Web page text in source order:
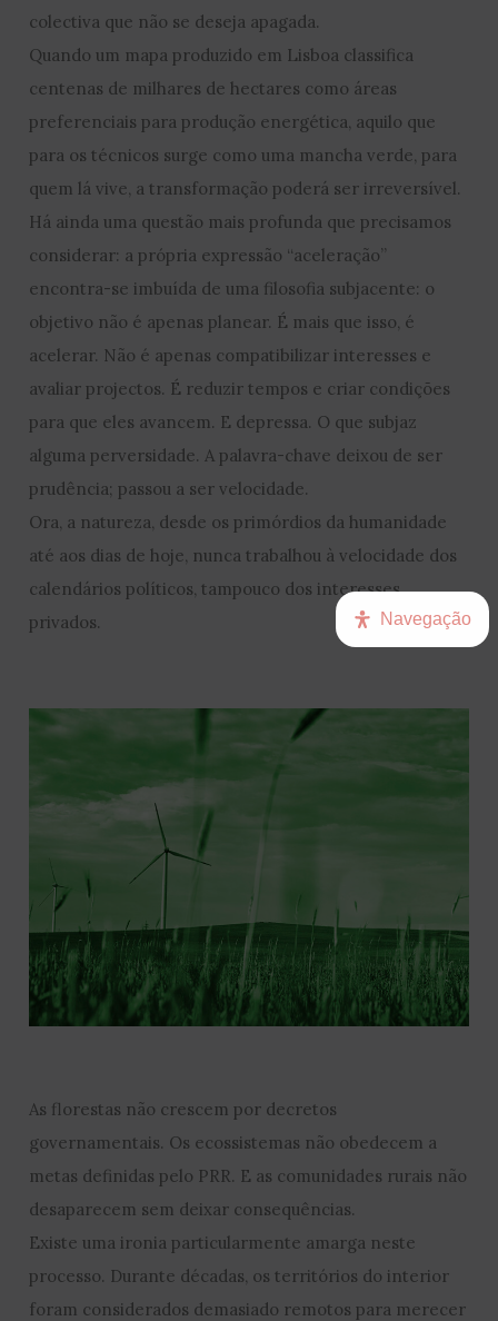
colectiva que não se deseja apagada.
Quando um mapa produzido em Lisboa classifica
centenas de milhares de hectares como áreas
preferenciais para produção energética, aquilo que
para os técnicos surge como uma mancha verde, para
quem lá vive, a transformação poderá ser irreversível.
Há ainda uma questão mais profunda que precisamos
considerar: a própria expressão “aceleração”
encontra-se imbuída de uma filosofia subjacente: o
objetivo não é apenas planear. É mais que isso, é
acelerar. Não é apenas compatibilizar interesses e
avaliar projectos. É reduzir tempos e criar condições
para que eles avancem. E depressa. O que subjaz
alguma perversidade. A palavra-chave deixou de ser
prudência; passou a ser velocidade.
Ora, a natureza, desde os primórdios da humanidade
até aos dias de hoje, nunca trabalhou à velocidade dos
calendários políticos, tampouco dos interesses
privados.
As florestas não crescem por decretos
governamentais. Os ecossistemas não obedecem a
metas definidas pelo PRR. E as comunidades rurais não
desaparecem sem deixar consequências.
Existe uma ironia particularmente amarga neste
processo. Durante décadas, os territórios do interior
foram considerados demasiado remotos para merecer
Navegação